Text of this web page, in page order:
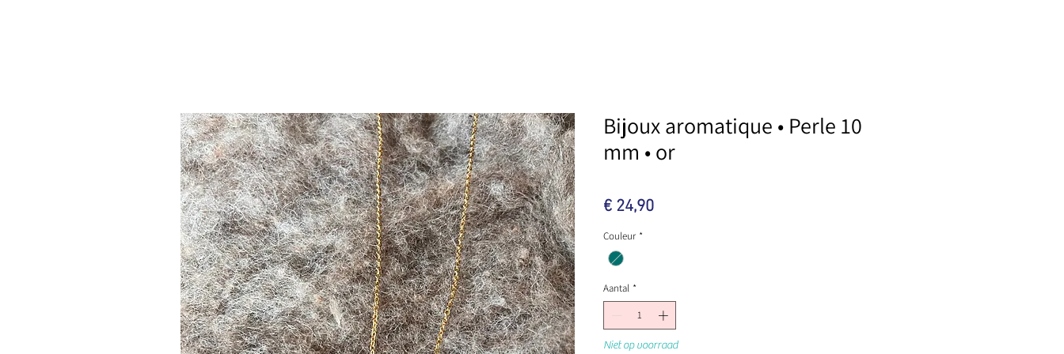
Bijoux aromatique • Perle 10
mm • or
€ 24,90Prijs
Couleur *
Aantal *
Niet op voorraad